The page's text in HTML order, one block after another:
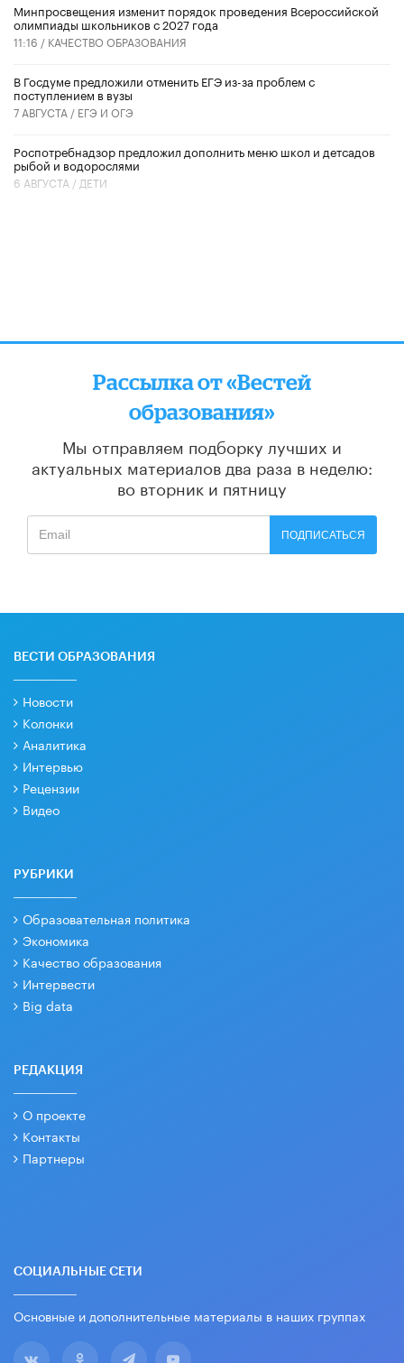
Минпросвещения изменит порядок проведения Всероссийской
олимпиады школьников с 2027 года
11:16 / КАЧЕСТВО ОБРАЗОВАНИЯ
В Госдуме предложили отменить ЕГЭ из-за проблем с
поступлением в вузы
7 АВГУСТА / ЕГЭ И ОГЭ
Роспотребнадзор предложил дополнить меню школ и детсадов
рыбой и водорослями
6 АВГУСТА / ДЕТИ
Рассылка от «Вестей
образования»
Мы отправляем подборку лучших и
актуальных материалов два раза в неделю:
во вторник и пятницу
ПОДПИСАТЬСЯ
ВЕСТИ ОБРАЗОВАНИЯ
Новости
Колонки
Аналитика
Интервью
Рецензии
Видео
РУБРИКИ
Образовательная политика
Экономика
Качество образования
Интервести
Big data
РЕДАКЦИЯ
О проекте
Контакты
Партнеры
СОЦИАЛЬНЫЕ СЕТИ
Основные и дополнительные материалы в наших группах